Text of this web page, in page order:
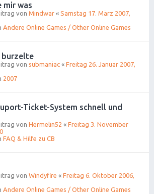
mir was
von Mindwar « Samstag 17. März 2007,
Andere Online Games / Other Online Games
burzelte
von submaniac « Freitag 26. Januar 2007,
2007
Ticket-System schnell und
von Hermelin52 « Freitag 3. November
FAQ & Hilfe zu CB
von Windyfire « Freitag 6. Oktober 2006,
Andere Online Games / Other Online Games